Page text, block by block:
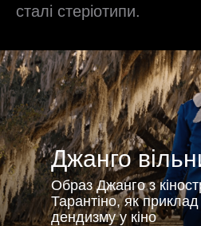
сталі стеріотипи.
Джанго
Образ Джанго з
Тарантіно, як
дендизму у кіно